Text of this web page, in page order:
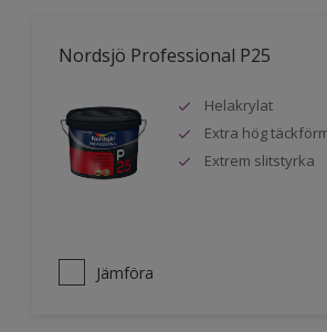
Nordsjö Professional P25
Helakrylat
Extra hög
Extrem slitstyrka
Jämföra